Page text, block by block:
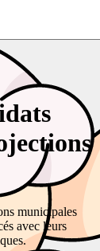
municipales
avec leurs